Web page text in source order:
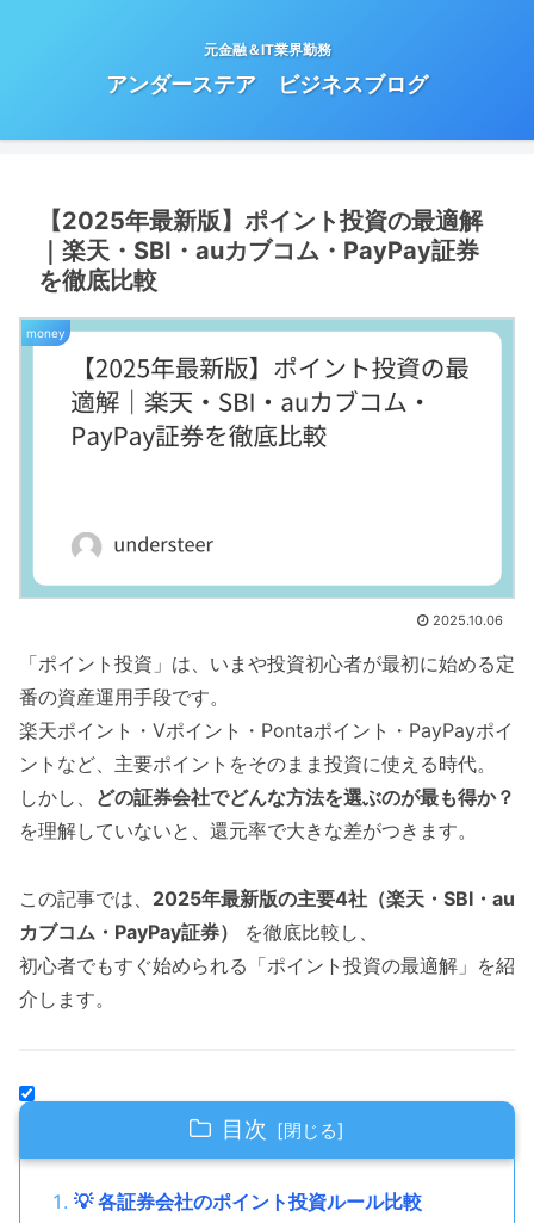
元金融＆IT業界勤務
アンダーステア ビジネスブログ
【2025年最新版】ポイント投資の最適解
｜楽天・SBI・auカブコム・PayPay証券
を徹底比較
money
2025.10.06
「ポイント投資」は、いまや投資初心者が最初に始める定
番の資産運用手段です。
楽天ポイント・Vポイント・Pontaポイント・PayPayポイ
ントなど、主要ポイントをそのまま投資に使える時代。
しかし、 どの証券会社でどんな方法を選ぶのが最も得か？
を理解していないと、還元率で大きな差がつきます。
この記事では、 2025年最新版の主要4社（楽天・SBI・au
カブコム・PayPay証券）
を徹底比較し、
初心者でもすぐ始められる「ポイント投資の最適解」を紹
介します。
目次
💡 各証券会社のポイント投資ルール比較